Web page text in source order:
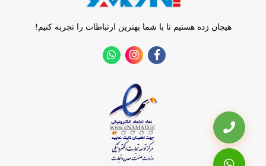
هیجان زده هستیم تا با شما بهترین ارتباطات را تجربه کنیم!